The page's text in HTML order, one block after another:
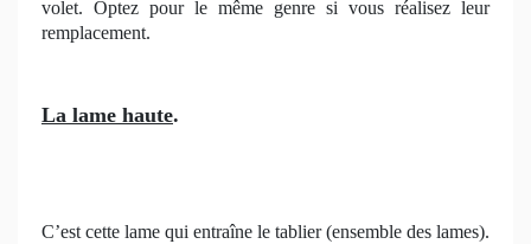
volet. Optez pour le même genre si vous réalisez leur
remplacement.
La lame haute.
C’est cette lame qui entraîne le tablier (ensemble des lames).